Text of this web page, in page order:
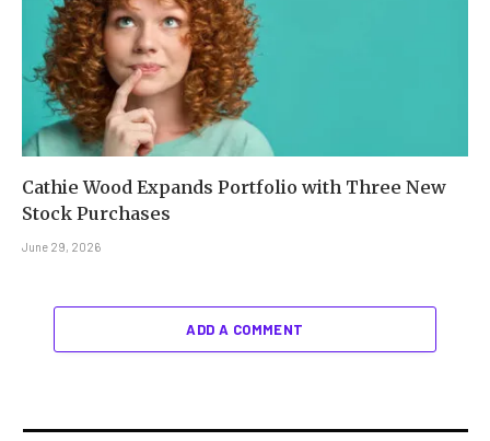
Cathie Wood Expands Portfolio with Three New
Stock Purchases
June 29, 2026
ADD A COMMENT